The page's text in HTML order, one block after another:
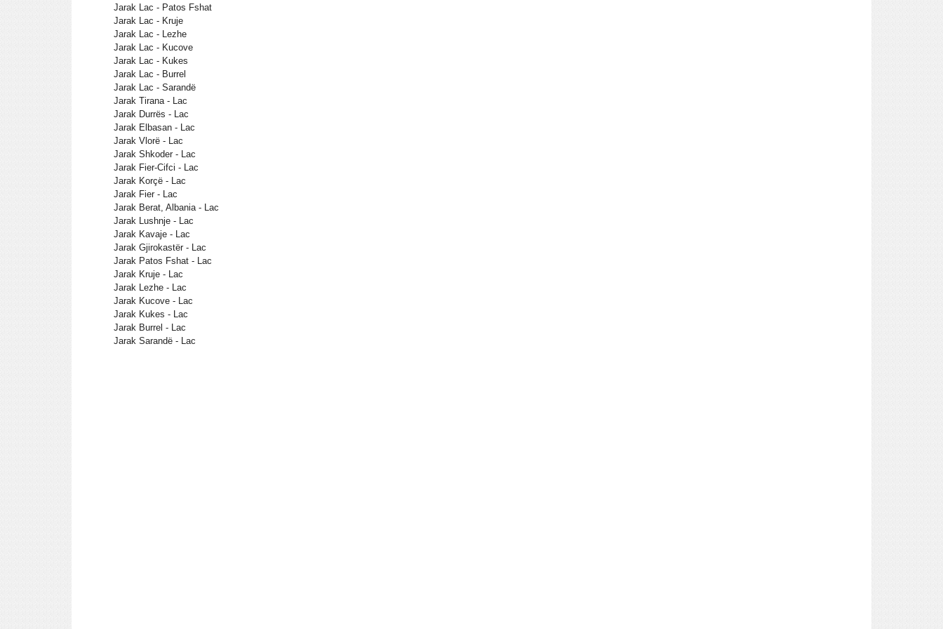
Jarak Lac - Patos Fshat
Jarak Lac - Kruje
Jarak Lac - Lezhe
Jarak Lac - Kucove
Jarak Lac - Kukes
Jarak Lac - Burrel
Jarak Lac - Sarandë
Jarak Tirana - Lac
Jarak Durrës - Lac
Jarak Elbasan - Lac
Jarak Vlorë - Lac
Jarak Shkoder - Lac
Jarak Fier-Cifci - Lac
Jarak Korçë - Lac
Jarak Fier - Lac
Jarak Berat, Albania - Lac
Jarak Lushnje - Lac
Jarak Kavaje - Lac
Jarak Gjirokastër - Lac
Jarak Patos Fshat - Lac
Jarak Kruje - Lac
Jarak Lezhe - Lac
Jarak Kucove - Lac
Jarak Kukes - Lac
Jarak Burrel - Lac
Jarak Sarandë - Lac